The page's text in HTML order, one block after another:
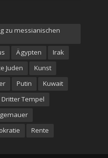
zu messianischen
Ägypten
Irak
Juden
Kunst
Putin
Kuwait
Dritter Tempel
Rente